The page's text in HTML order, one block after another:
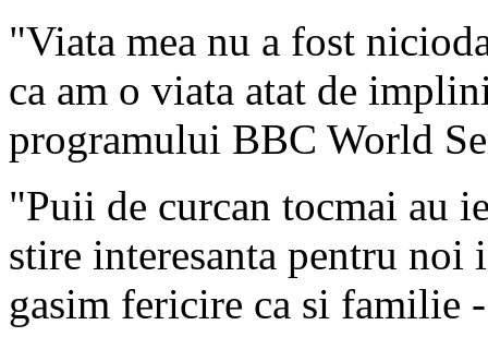
"Viata mea nu a fost
ca am o viata atat de
programului BBC World
"Puii de curcan tocmai au
stire interesanta pentru noi
gasim fericire ca si familie